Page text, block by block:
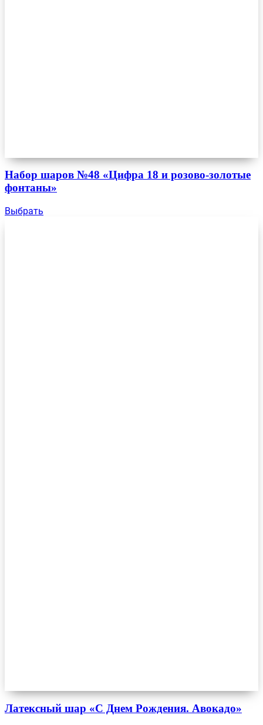
Набор шаров №48 «Цифра 18 и розово-золотые
фонтаны»
Выбрать
Латексный шар «С Днем Рождения. Авокадо»